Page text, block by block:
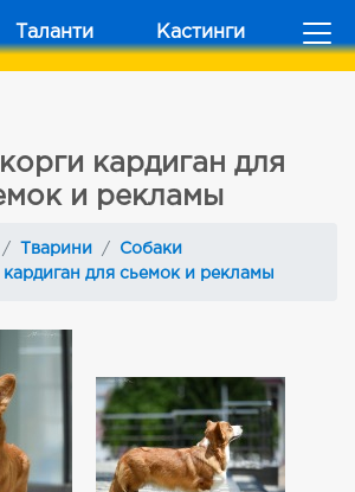
Таланти Кастинги
кардиган для
и рекламы
Тварини
Собаки
для сьемок и рекламы